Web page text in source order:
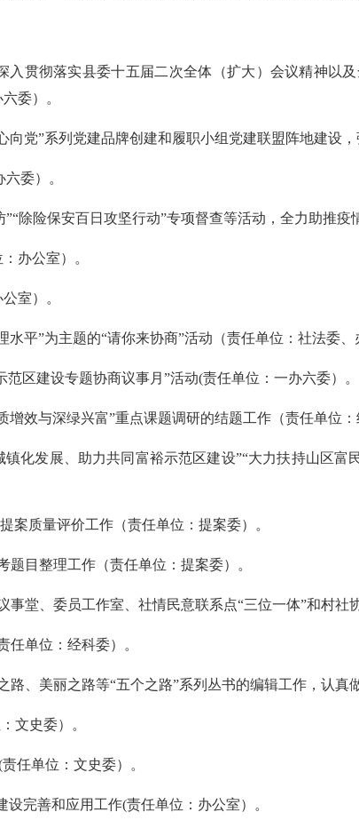
入贯彻落实县委十五届二次全体（扩大）会议精神以
委）。
党”系列党建品牌创建和履职小组党建联盟阵地建设
委）。
除险保安百日攻坚行动”专项督查等活动，全力助推
办公室）。
室）。
平”为主题的“请你来协商”活动（责任单位：社法委、
区建设专题协商议事月”活动(责任单位：一办六委）。
效与深绿兴富”重点课题调研的结题工作（责任单位：
化发展、助力共同富裕示范区建设”“大力扶持山区
案质量评价工作（责任单位：提案委）。
目整理工作（责任单位：提案委）。
堂、委员工作室、社情民意联系点“三位一体”和村社
任单位：经科委）。
、美丽之路等“五个之路”系列丛书的编辑工作，认真
文史委）。
任单位：文史委）。
完善和应用工作(责任单位：办公室）。